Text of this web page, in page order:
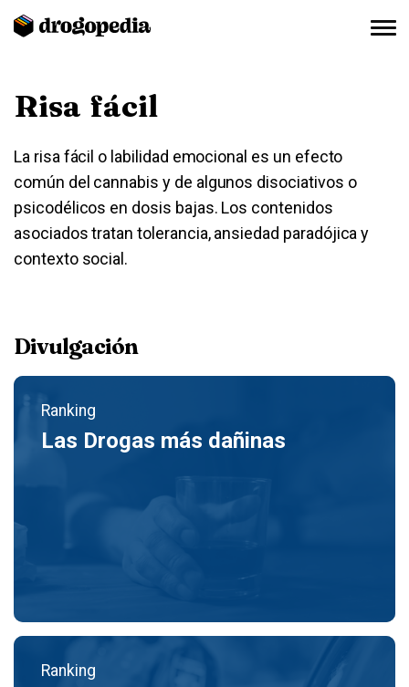
Risa fácil
La risa fácil o labilidad emocional es un efecto
común del cannabis y de algunos disociativos o
psicodélicos en dosis bajas. Los contenidos
asociados tratan tolerancia, ansiedad paradójica y
contexto social.
Divulgación
Ranking
Las Drogas más dañinas
Ranking